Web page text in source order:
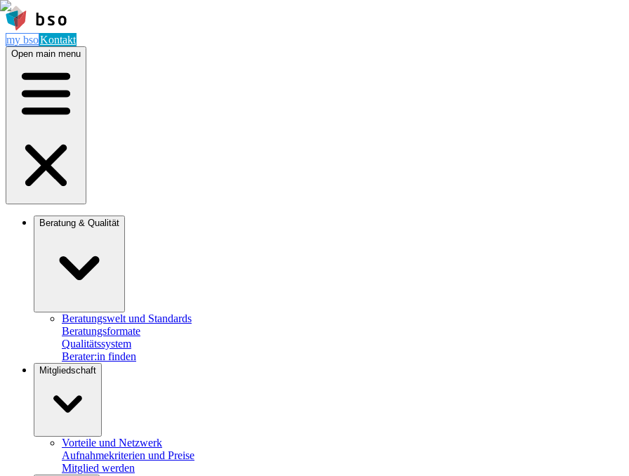
my bsoKontakt
Open main menu
Beratung & Qualität
Beratungswelt und Standards
Beratungsformate
Qualitätssystem
Berater:in finden
Mitgliedschaft
Vorteile und Netzwerk
Aufnahmekriterien und Preise
Mitglied werden